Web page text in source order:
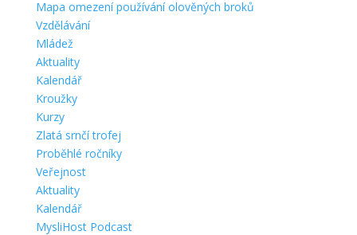
Mapa omezení používání olověných broků
Vzdělávání
Mládež
Aktuality
Kalendář
Kroužky
Kurzy
Zlatá srnčí trofej
Proběhlé ročníky
Veřejnost
Aktuality
Kalendář
MysliHost Podcast